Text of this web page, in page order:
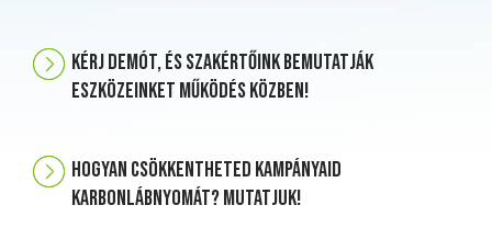
Kérj demót, és szakértőink bemutatják
eszközeinket működés közben!
Hogyan csökkentheted kampányaid
karbonlábnyomát? Mutatjuk!